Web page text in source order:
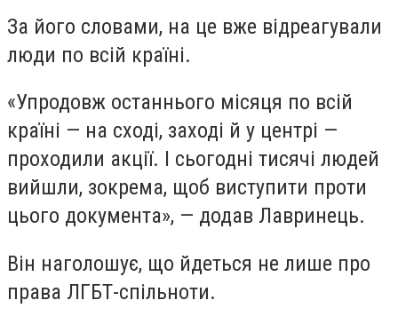
За його словами, на це вже відреагували
люди по всій країні.
«Упродовж останнього місяця по всій
країні — на сході, заході й у центрі —
проходили акції. І сьогодні тисячі людей
вийшли, зокрема, щоб виступити проти
цього документа», — додав Лавринець.
Він наголошує, що йдеться не лише про
права ЛГБТ-спільноти.